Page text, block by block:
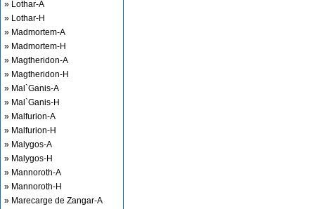
» Lothar-A
» Lothar-H
» Madmortem-A
» Madmortem-H
» Magtheridon-A
» Magtheridon-H
» Mal`Ganis-A
» Mal`Ganis-H
» Malfurion-A
» Malfurion-H
» Malygos-A
» Malygos-H
» Mannoroth-A
» Mannoroth-H
» Marecarge de Zangar-A